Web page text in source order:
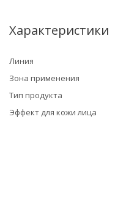
Характеристики
Линия
Зона применения
Тип продукта
Эффект для кожи лица